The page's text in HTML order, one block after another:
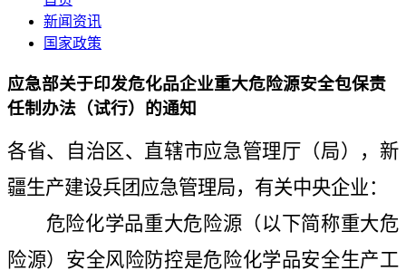
新闻资讯
国家政策
应急部关于印发危化品企业重大危险源安全包保责
任制办法（试行）的通知
各省、自治区、直辖市应急管理厅（局），新
疆生产建设兵团应急管理局，有关中央企业：
危险化学品重大危险源（以下简称重大危
险源）安全风险防控是危险化学品安全生产工